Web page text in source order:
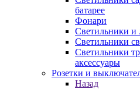
батарее
Фонари
Светильники и
Светильники
Светильники
аксессуары
Розетки и
Назад